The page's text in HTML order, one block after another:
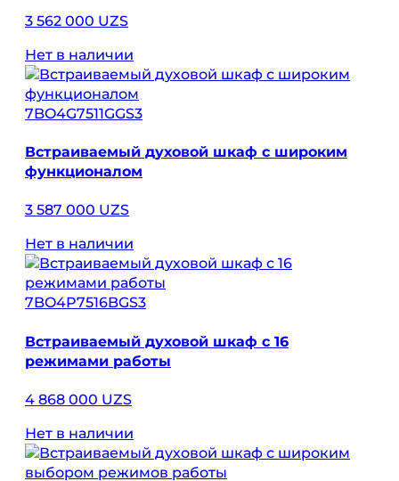
3 562 000 UZS
Нет в наличии
7BO4G7511GGS3
Встраиваемый духовой шкаф с широким
функционалом
3 587 000 UZS
Нет в наличии
7BO4P7516BGS3
Встраиваемый духовой шкаф с 16
режимами работы
4 868 000 UZS
Нет в наличии